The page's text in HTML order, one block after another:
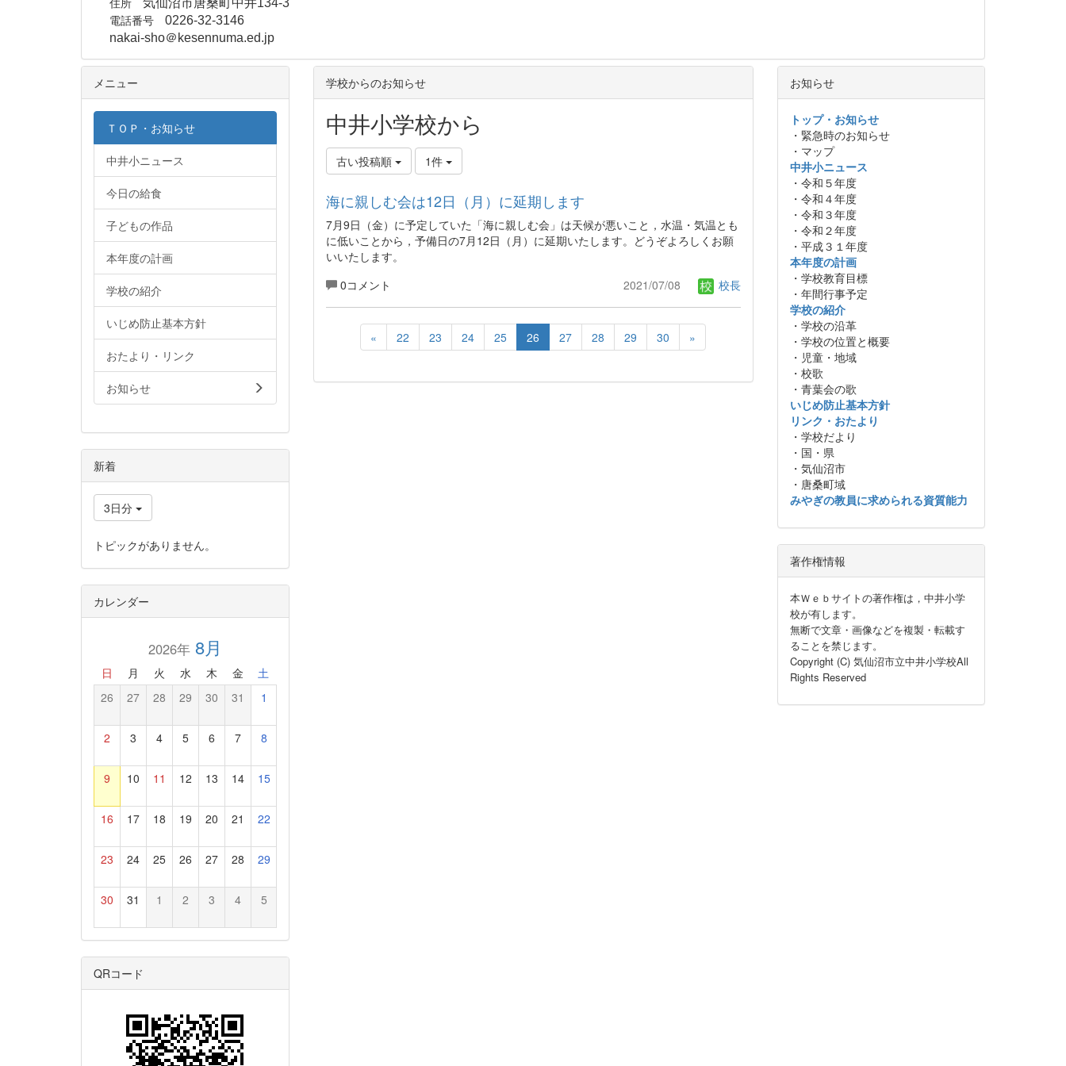
気仙沼市唐桑町中井134-3
電話番号 0226-32-3146
nakai-sho＠kesennuma.ed.jp
学校からのお知らせ
中井小学校から
古い投稿順 1件
海に親しむ会は12日（月）に延期します
7月9日（金）に予定していた「海に親しむ会」は天候が悪いこと，水温・気温とも
に低いことから，予備日の7月12日（月）に延期いたします。どうぞよろしくお願
いいたします。
0コメント
2021/07/08 校長
« 22 23 24 25 26 27 28 29 30 »
メニュー
ＴＯＰ・お知らせ
中井小ニュース
今日の給食
子どもの作品
本年度の計画
学校の紹介
いじめ防止基本方針
おたより・リンク
お知らせ
新着
3日分
トピックがありません。
カレンダー
2026年8月
日 月 火 水 木 金 土
26 27 28 29 30 31 1
2 3 4 5 6 7 8
9 10 11 12 13 14 15
16 17 18 19 20 21 22
23 24 25 26 27 28 29
30 31 1 2 3 4 5
QRコード
お知らせ
トップ・お知らせ
・緊急時のお知らせ
・マップ
中井小ニュース
・令和５年度
・令和４年度
・令和３年度
・令和２年度
・平成３１年度
本年度の計画
・学校教育目標
・年間行事予定
学校の紹介
・学校の沿革
・学校の位置と概要
・児童・地域
・校歌
・青葉会の歌
いじめ防止基本方針
リンク・おたより
・学校だより
・国・県
・気仙沼市
・唐桑町域
みやぎの教員に求められる資質能力
著作権情報
本Ｗｅｂサイトの著作権は，中井小学
校が有します。
無断で文章・画像などを複製・転載す
ることを禁じます。
Copyright (C) 気仙沼市立中井小学校All
Rights Reserved